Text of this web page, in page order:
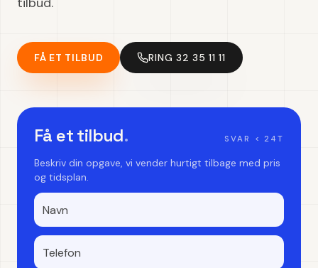
FÅ ET TILBUD RING 32 35 11 11
Få et tilbud. SVAR < 24T
Beskriv din opgave, vi vender hurtigt tilbage med pris
og tidsplan.